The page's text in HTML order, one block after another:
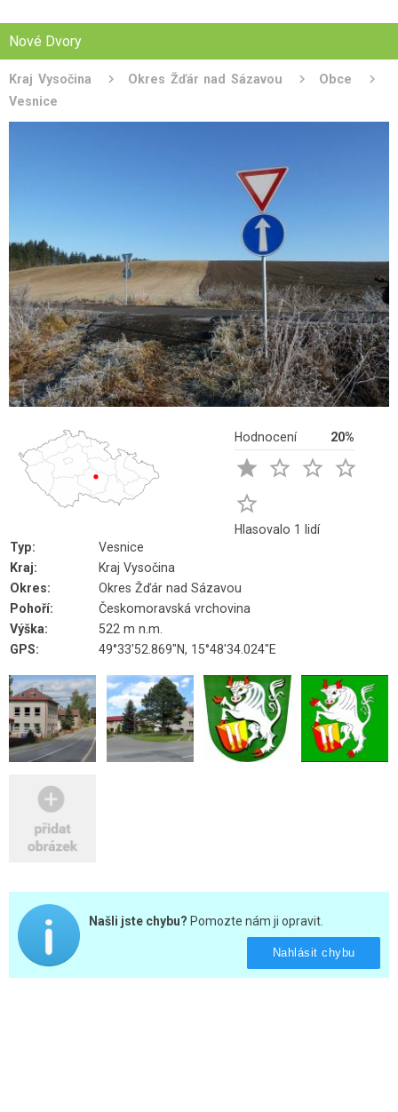
Nové Dvory
Kraj Vysočina Okres Žďár nad Sázavou
Obce
Vesnice
Hodnocení 20%
   

Hlasovalo 1 lidí
Typ:
Vesnice
Kraj:
Kraj Vysočina
Okres:
Okres Žďár nad Sázavou
Pohoří:
Českomoravská vrchovina
Výška:
522 m n.m.
GPS:
49°33'52.869"N, 15°48'34.024"E
Našli jste chybu? Pomozte nám ji opravit.
Nahlásit chybu